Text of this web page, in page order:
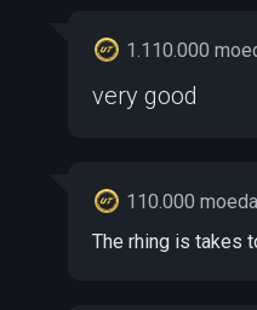
1.110.000
very good
110.000
The rhing is takes